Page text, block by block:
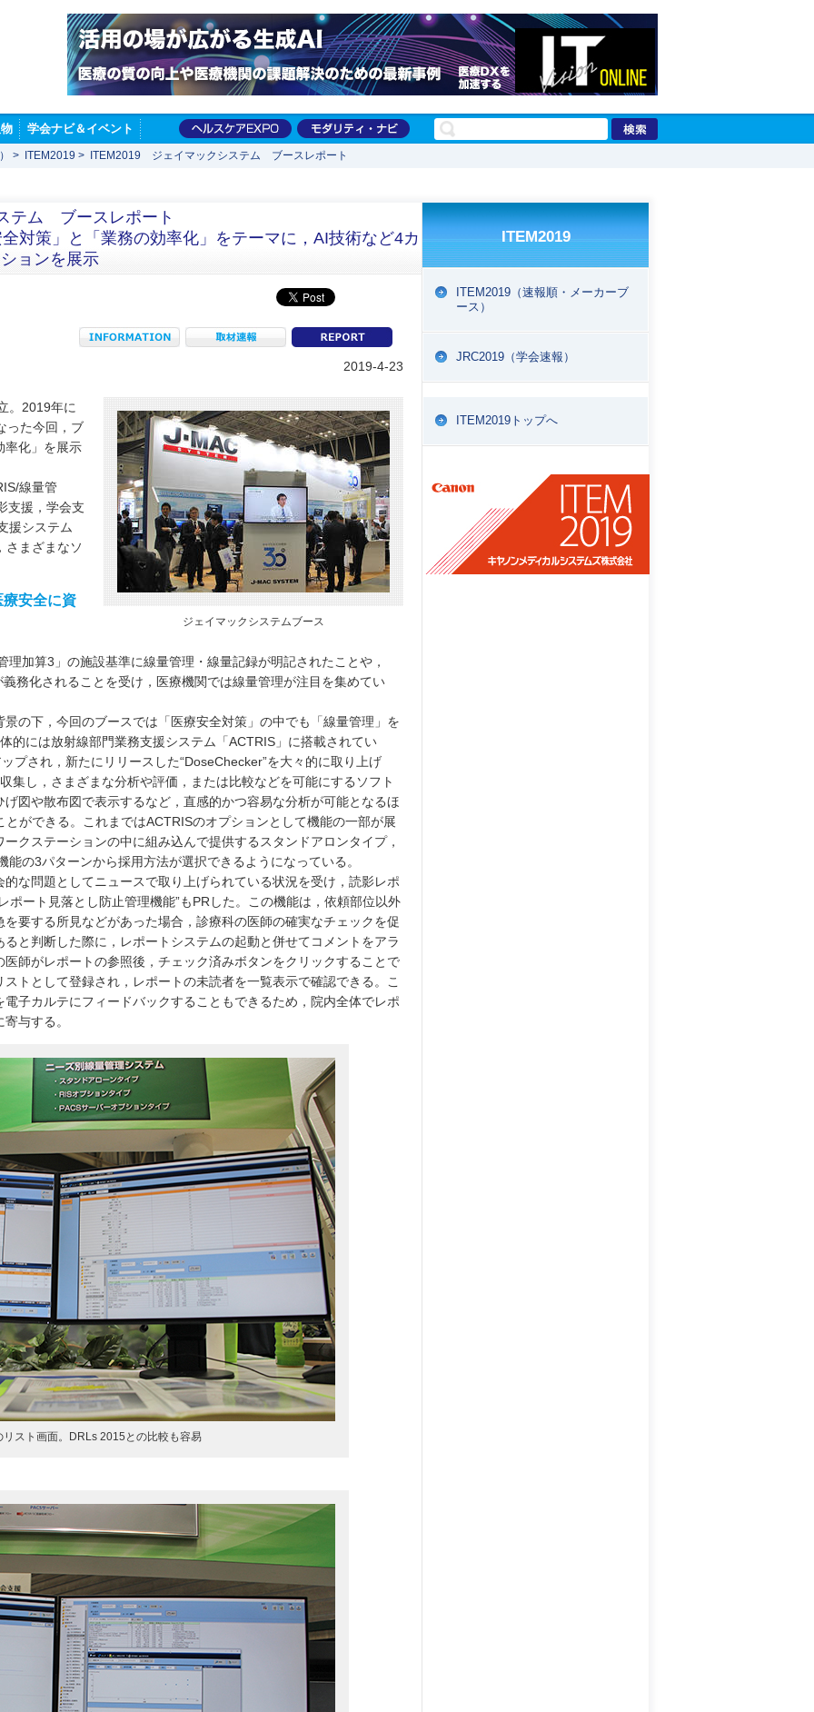
学会ナビ＆イベント
> ITEM2019 > ITEM2019 ジェイマックシステム ブースレポート
テム ブースレポート
対策」と「業務の効率化」をテーマに，AI技術など4カ
ョンを展示
INFORMATION 取材速報
2019-4-23
ジェイマックシステムブース
。2019年に
った今回，ブ
率化」を展示
線量管
支援，学会支
援システム
さまざまなソ
安全に資
加算3」の施設基準に線量管理・線量記録が明記されたことや，
務化されることを受け，医療機関では線量管理が注目を集めてい
の下，今回のブースでは「医療安全対策」の中でも「線量管理」を
的には放射線部門業務支援システム「ACTRIS」に搭載されてい
プされ，新たにリリースした“DoseChecker”を大々的に取り上げ
集し，さまざまな分析や評価，または比較などを可能にするソフト
図や散布図で表示するなど，直感的かつ容易な分析が可能となるほ
ができる。これまではACTRISのオプションとして機能の一部が展
クステーションの中に組み込んで提供するスタンドアロンタイプ，
の3パターンから採用方法が選択できるようになっている。
な問題としてニュースで取り上げられている状況を受け，読影レポ
ポート見落とし防止管理機能”もPRした。この機能は，依頼部位以外
要する所見などがあった場合，診療科の医師の確実なチェックを促
と判断した際に，レポートシステムの起動と併せてコメントをアラ
師がレポートの参照後，チェック済みボタンをクリックすることで
トとして登録され，レポートの未読者を一覧表示で確認できる。こ
子カルテにフィードバックすることもできるため，院内全体でレポ
与する。
スト画面。DRLs 2015との比較も容易
ITEM2019
ITEM2019（速報順・メーカーブ
ース）
JRC2019（学会速報）
ITEM2019トップへ